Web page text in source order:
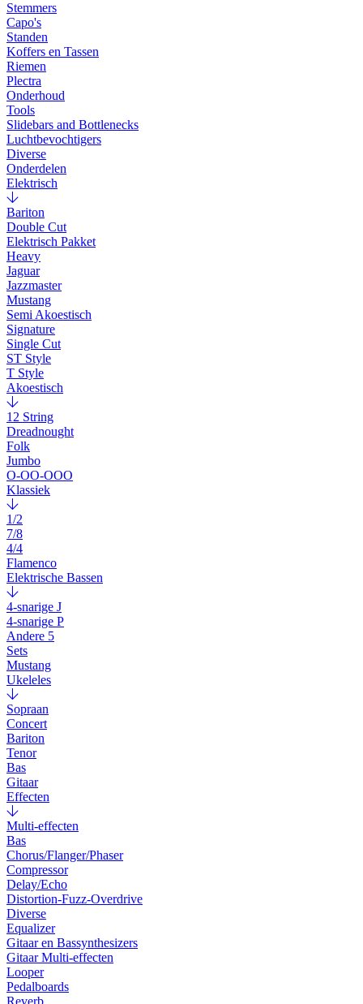
Stemmers
Capo's
Standen
Koffers en Tassen
Riemen
Plectra
Onderhoud
Tools
Slidebars and Bottlenecks
Luchtbevochtigers
Diverse
Onderdelen
Elektrisch
Bariton
Double Cut
Elektrisch Pakket
Heavy
Jaguar
Jazzmaster
Mustang
Semi Akoestisch
Signature
Single Cut
ST Style
T Style
Akoestisch
12 String
Dreadnought
Folk
Jumbo
O-OO-OOO
Klassiek
1/2
7/8
4/4
Flamenco
Elektrische Bassen
4-snarige J
4-snarige P
Andere 5
Sets
Mustang
Ukeleles
Sopraan
Concert
Bariton
Tenor
Bas
Gitaar
Effecten
Multi-effecten
Bas
Chorus/Flanger/Phaser
Compressor
Delay/Echo
Distortion-Fuzz-Overdrive
Diverse
Equalizer
Gitaar en Bassynthesizers
Gitaar Multi-effecten
Looper
Pedalboards